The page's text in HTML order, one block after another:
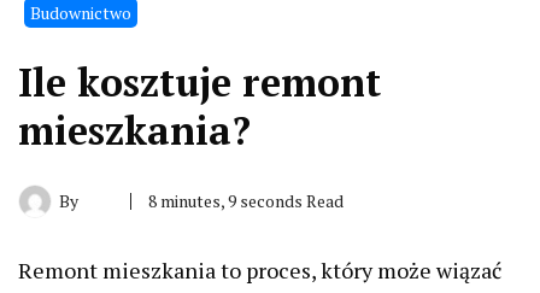
Budownictwo
Ile kosztuje remont
mieszkania?
By 8 minutes, 9 seconds Read
Remont mieszkania to proces, który może wiązać